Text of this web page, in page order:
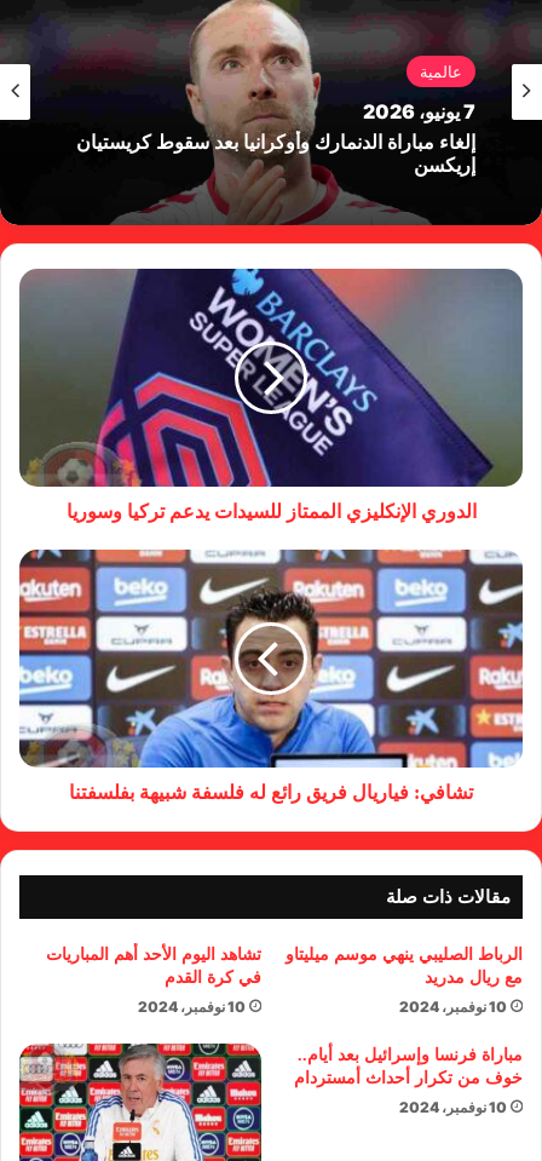
عالمية
7 يونيو، 2026
إلغاء مباراة الدنمارك وأوكرانيا بعد سقوط كريستيان
إريكسن
الدوري الإنكليزي الممتاز للسيدات يدعم تركيا وسوريا
تشافي: فياريال فريق رائع له فلسفة شبيهة بفلسفتنا
مقالات ذات صلة
الرباط الصليبي ينهي موسم ميليتاو
مع ريال مدريد
10 نوفمبر، 2024
تشاهد اليوم الأحد أهم المباريات
في كرة القدم
10 نوفمبر، 2024
مباراة فرنسا وإسرائيل بعد أيام..
خوف من تكرار أحداث أمستردام
10 نوفمبر، 2024